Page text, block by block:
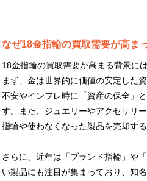
なぜ18金指輪の買取需要が高ま
18金指輪の買取需要が高まる背景に
まず、金は世界的に価値の安定した
不安やインフレ時に「資産の保全」
す。また、ジュエリーやアクセサリ
指輪や使わなくなった製品を売却す
さらに、近年は「ブランド指輪」や
い製品にも注目が集まっており、知